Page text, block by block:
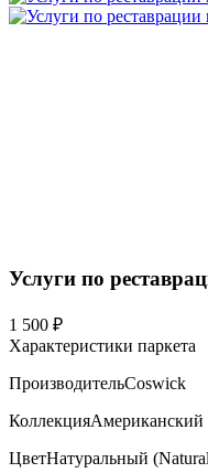
Услуги по
1 500 ₽
Характеристики паркета
ПроизводительCoswick
КоллекцияАмериканский
ЦветНатуральный